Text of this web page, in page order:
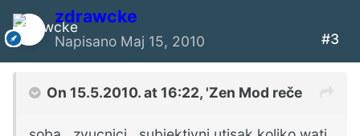
zdrawcke
Napisano Maj 15, 2010 #3
On 15.5.2010. at 16:22, 'Zen Mod reče